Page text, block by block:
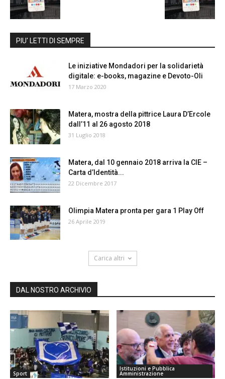
PIU' LETTI DI SEMPRE
Le iniziative Mondadori per la solidarietà
digitale: e-books, magazine e Devoto-Oli
17 Marzo 2020
Matera, mostra della pittrice Laura D’Ercole
dall’11 al 26 agosto 2018
31 Luglio 2018
Matera, dal 10 gennaio 2018 arriva la CIE –
Carta d’Identità...
22 Dicembre 2017
Olimpia Matera pronta per gara 1 Play Off
26 Aprile 2019
Carica altri
DAL NOSTRO ARCHIVIO
Sport
Istituzioni e Pubblica
Amministrazione